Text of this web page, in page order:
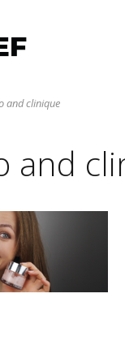
and clinique
and